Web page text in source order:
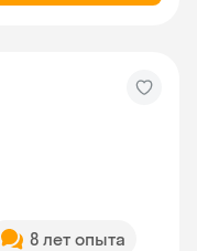
8 лет опыта